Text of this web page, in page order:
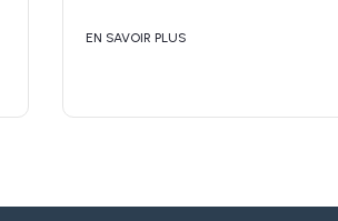
EN SAVOIR PLUS